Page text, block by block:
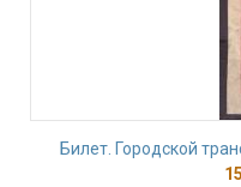
Билет. Городской